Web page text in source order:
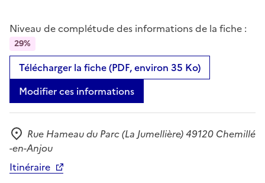
Niveau de complétude des informations de la fiche :
29%
Télécharger la fiche (PDF, environ 35 Ko)
Modifier ces informations
Adresse
Rue Hameau du Parc (La Jumellière) 49120 Chemillé
-en-Anjou
Itinéraire